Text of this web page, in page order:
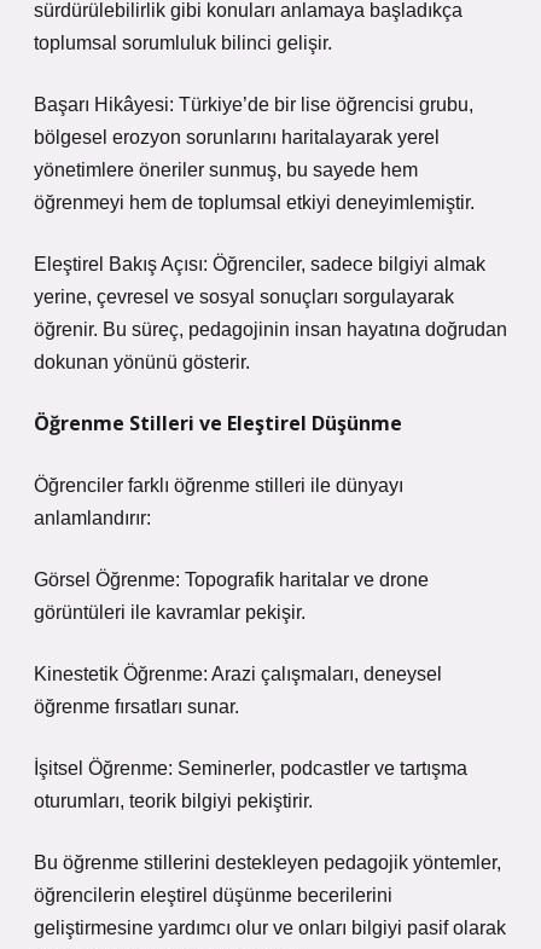
sürdürülebilirlik gibi konuları anlamaya başladıkça
toplumsal sorumluluk bilinci gelişir.
Başarı Hikâyesi: Türkiye’de bir lise öğrencisi grubu,
bölgesel erozyon sorunlarını haritalayarak yerel
yönetimlere öneriler sunmuş, bu sayede hem
öğrenmeyi hem de toplumsal etkiyi deneyimlemiştir.
Eleştirel Bakış Açısı: Öğrenciler, sadece bilgiyi almak
yerine, çevresel ve sosyal sonuçları sorgulayarak
öğrenir. Bu süreç, pedagojinin insan hayatına doğrudan
dokunan yönünü gösterir.
Öğrenme Stilleri ve Eleştirel Düşünme
Öğrenciler farklı öğrenme stilleri ile dünyayı
anlamlandırır:
Görsel Öğrenme: Topografik haritalar ve drone
görüntüleri ile kavramlar pekişir.
Kinestetik Öğrenme: Arazi çalışmaları, deneysel
öğrenme fırsatları sunar.
İşitsel Öğrenme: Seminerler, podcastler ve tartışma
oturumları, teorik bilgiyi pekiştirir.
Bu öğrenme stillerini destekleyen pedagojik yöntemler,
öğrencilerin eleştirel düşünme becerilerini
geliştirmesine yardımcı olur ve onları bilgiyi pasif olarak